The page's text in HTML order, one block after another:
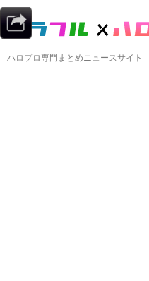
ハロプロ専門まとめニュースサイト